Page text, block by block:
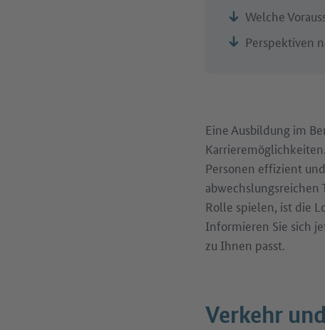
Welche
Perspektiven
Eine Ausbildung im
Personen effizient
Rolle spielen, ist die
Informieren Sie sich
zu Ihnen passt.
Verkehr